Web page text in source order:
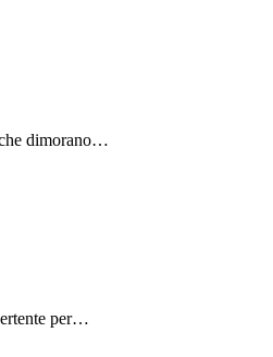
che dimorano…
per…